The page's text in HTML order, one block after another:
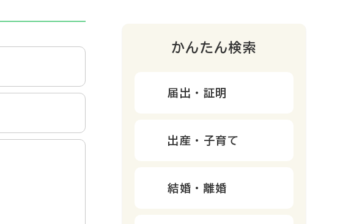
かんたん検索
届出・証明
出産・子育て
結婚・離婚